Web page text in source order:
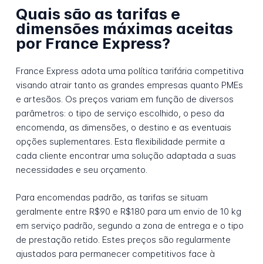
Quais são as tarifas e
dimensões máximas aceitas
por France Express?
France Express adota uma política tarifária competitiva
visando atrair tanto as grandes empresas quanto PMEs
e artesãos. Os preços variam em função de diversos
parâmetros: o tipo de serviço escolhido, o peso da
encomenda, as dimensões, o destino e as eventuais
opções suplementares. Esta flexibilidade permite a
cada cliente encontrar uma solução adaptada a suas
necessidades e seu orçamento.
Para encomendas padrão, as tarifas se situam
geralmente entre R$90 e R$180 para um envio de 10 kg
em serviço padrão, segundo a zona de entrega e o tipo
de prestação retido. Estes preços são regularmente
ajustados para permanecer competitivos face à